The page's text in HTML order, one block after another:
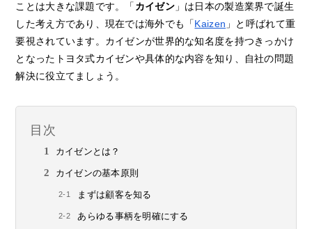
ことは大きな課題です。「 カイゼン」は日本の製造業界で誕生
した考え方であり、現在では海外でも「Kaizen 」と呼ばれて重
要視されています。カイゼンが世界的な知名度を持つきっかけ
となったトヨタ式カイゼンや具体的な内容を知り、自社の問題
解決に役立てましょう。
目次
カイゼンとは？
カイゼンの基本原則
まずは顧客を知る
あらゆる事柄を明確にする